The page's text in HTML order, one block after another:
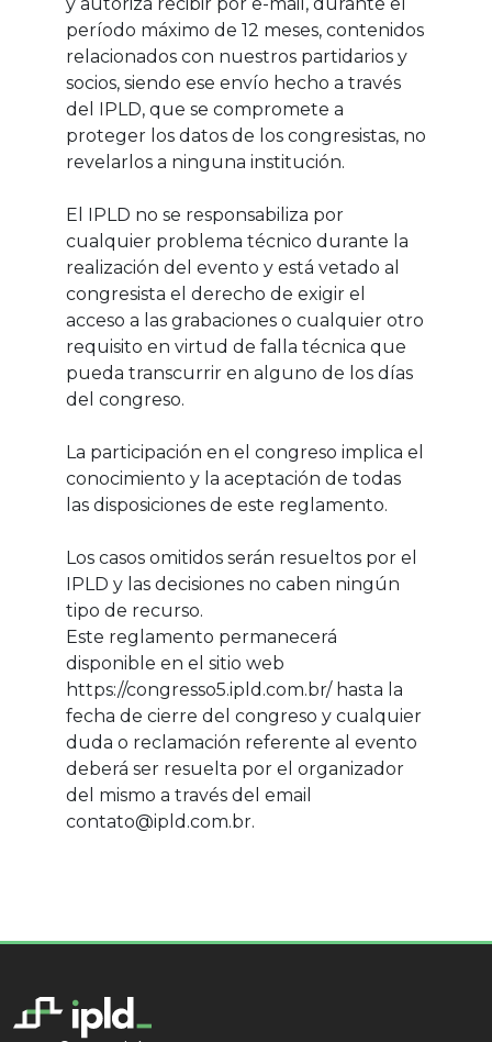
período máximo de 12 meses, contenidos
relacionados con nuestros partidarios y
socios, siendo ese envío hecho a través
del IPLD, que se compromete a
proteger los datos de los congresistas, no
revelarlos a ninguna institución.
El IPLD no se responsabiliza por
cualquier problema técnico durante la
realización del evento y está vetado al
congresista el derecho de exigir el
acceso a las grabaciones o cualquier otro
requisito en virtud de falla técnica que
pueda transcurrir en alguno de los días
del congreso.
La participación en el congreso implica el
conocimiento y la aceptación de todas
las disposiciones de este reglamento.
Los casos omitidos serán resueltos por el
IPLD y las decisiones no caben ningún
tipo de recurso.
Este reglamento permanecerá
disponible en el sitio web
https://congresso5.ipld.com.br/ hasta la
fecha de cierre del congreso y cualquier
duda o reclamación referente al evento
deberá ser resuelta por el organizador
del mismo a través del email
contato@ipld.com.br.